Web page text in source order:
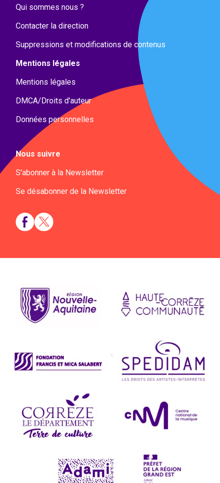
Qui sommes nous ?
Contacter la direction
Suppressions et modifications de contenus
Mentions légales
Mentions légales
DMCA/Droits d'auteur
Données personnelles
Nous suivre
S'abonner à la Newsletter
Se désabonner de la Newsletter